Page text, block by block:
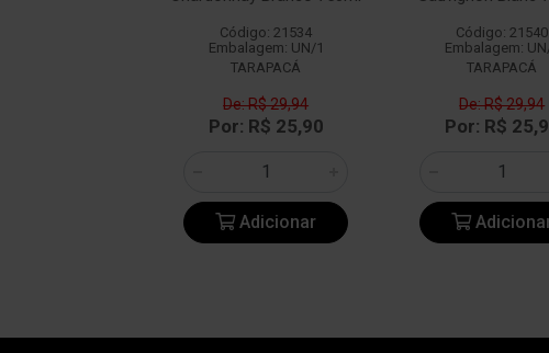
Código: 21534
Embalagem: UN/1
TARAPACÁ
De: R$ 29,94
Por: R$ 25,90
Adicionar
Código: 21540
Embalagem:
TARAPACÁ
De: R$ 29,94
Por: R$